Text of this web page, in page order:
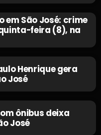
em São José: crime
feira (8), na
Henrique gera
José
ônibus deixa
José